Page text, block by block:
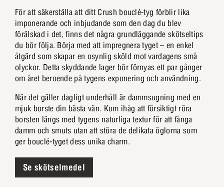
För att säkerställa att ditt Crush bouclé-tyg förblir lika
imponerande och inbjudande som den dag du blev
förälskad i det, finns det några grundläggande skötseltips
du bör följa. Börja med att impregnera tyget – en enkel
åtgärd som skapar en osynlig sköld mot vardagens små
olyckor. Detta skyddande lager bör förnyas ett par gånger
om året beroende på tygens exponering och användning.
När det gäller dagligt underhåll är dammsugning med en
mjuk borste din bästa vän. Kom ihåg att försiktigt röra
borsten längs med tygens naturliga textur för att fånga
damm och smuts utan att störa de delikata öglorna som
ger bouclé-tyget dess unika charm.
Se skötselmedel